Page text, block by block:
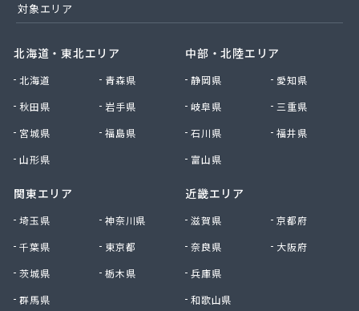
対象エリア
北海道・東北エリア
北海道
青森県
秋田県
岩手県
宮城県
福島県
山形県
関東エリア
埼玉県
神奈川県
千葉県
東京都
茨城県
栃木県
群馬県
中部・北陸エリア
静岡県
愛知県
岐阜県
三重県
石川県
福井県
富山県
近畿エリア
滋賀県
京都府
奈良県
大阪府
兵庫県
和歌山県